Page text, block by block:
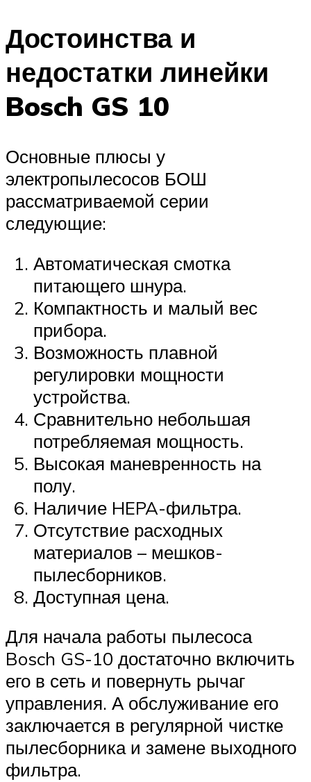
Достоинства и
недостатки линейки
Bosch GS 10
Основные плюсы у
электропылесосов БОШ
рассматриваемой серии
следующие:
Автоматическая смотка
питающего шнура.
Компактность и малый вес
прибора.
Возможность плавной
регулировки мощности
устройства.
Сравнительно небольшая
потребляемая мощность.
Высокая маневренность на
полу.
Наличие HEPA-фильтра.
Отсутствие расходных
материалов – мешков-
пылесборников.
Доступная цена.
Для начала работы пылесоса
Bosch GS-10 достаточно включить
его в сеть и повернуть рычаг
управления. А обслуживание его
заключается в регулярной чистке
пылесборника и замене выходного
фильтра.